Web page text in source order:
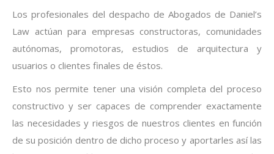
Los profesionales del despacho de Abogados de Daniel’s
Law actúan para empresas constructoras, comunidades
autónomas, promotoras, estudios de arquitectura y
usuarios o clientes finales de éstos.
Esto nos permite tener una visión completa del proceso
constructivo y ser capaces de comprender exactamente
las necesidades y riesgos de nuestros clientes en función
de su posición dentro de dicho proceso y aportarles así las